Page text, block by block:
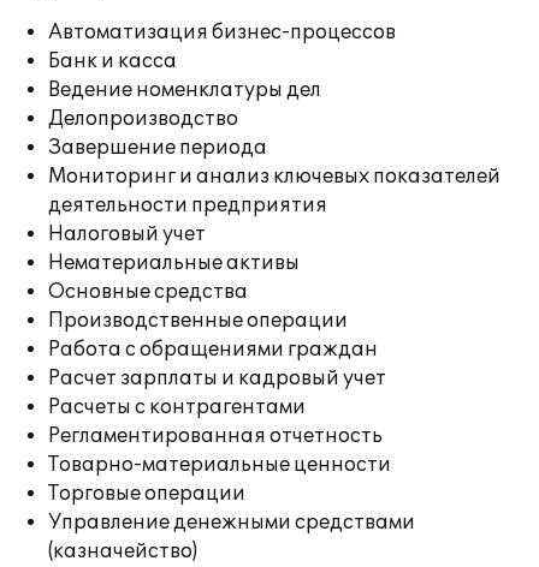
Автоматизация бизнес-процессов
Банк и касса
Ведение номенклатуры дел
Делопроизводство
Завершение периода
Мониторинг и анализ ключевых показателей
деятельности предприятия
Налоговый учет
Нематериальные активы
Основные средства
Производственные операции
Работа с обращениями граждан
Расчет зарплаты и кадровый учет
Расчеты с контрагентами
Регламентированная отчетность
Товарно-материальные ценности
Торговые операции
Управление денежными средствами
(казначейство)